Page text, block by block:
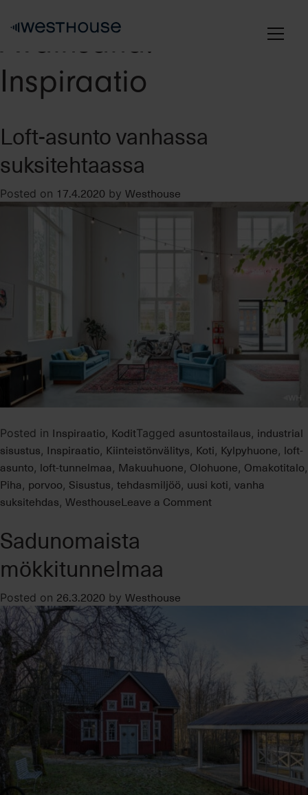
Avainsana:
Inspiraatio
Loft-asunto vanhassa
suksitehtaassa
Posted on 17.4.2020 by Westhouse
Posted in Inspiraatio, KoditTagged asuntostailaus, industrial
sisustus, Inspiraatio, Kiinteistönvälitys, Koti, Kylpyhuone, loft-
asunto, loft-tunnelmaa , Makuuhuone, Olohuone, Omakotitalo,
Piha , porvoo, Sisustus, tehdasmiljöö, uusi koti, vanha
suksitehdas, WesthouseLeave a Commenton
Sadunomaista
mökkitunnelmaa
Posted on 26.3.2020 by Westhouse